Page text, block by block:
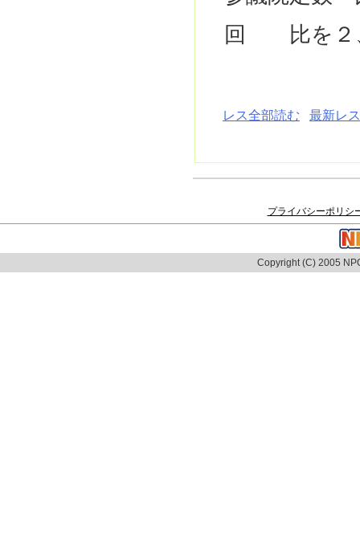
回 比を２
レス全部読む 最新レ
プライバシーポリシ
Copyright (C) 2005